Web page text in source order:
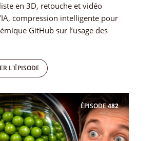
en 3D, retouche et vidéo
compression intelligente pour
GitHub sur l’usage des
L'ÉPISODE
ÉPISODE482